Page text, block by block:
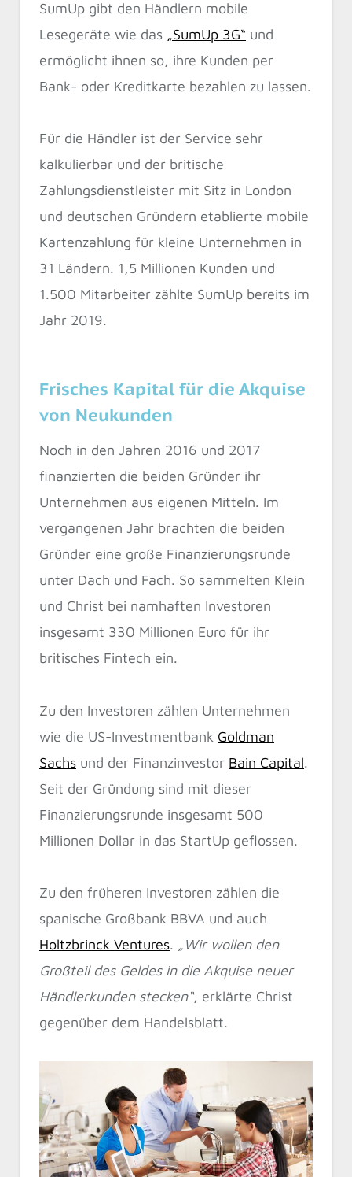
SumUp gibt den Händlern mobile
Lesegeräte wie das „SumUp 3G“ und
ermöglicht ihnen so, ihre Kunden per
Bank- oder Kreditkarte bezahlen zu lassen.
Für die Händler ist der Service sehr
kalkulierbar und der britische
Zahlungsdienstleister mit Sitz in London
und deutschen Gründern etablierte mobile
Kartenzahlung für kleine Unternehmen in
31 Ländern. 1,5 Millionen Kunden und
1.500 Mitarbeiter zählte SumUp bereits im
Jahr 2019.
Frisches Kapital für die Akquise
von Neukunden
Noch in den Jahren 2016 und 2017
finanzierten die beiden Gründer ihr
Unternehmen aus eigenen Mitteln. Im
vergangenen Jahr brachten die beiden
Gründer eine große Finanzierungsrunde
unter Dach und Fach. So sammelten Klein
und Christ bei namhaften Investoren
insgesamt 330 Millionen Euro für ihr
britisches Fintech ein.
Zu den Investoren zählen Unternehmen
wie die US-Investmentbank Goldman
Sachs und der Finanzinvestor Bain Capital.
Seit der Gründung sind mit dieser
Finanzierungsrunde insgesamt 500
Millionen Dollar in das StartUp geflossen.
Zu den früheren Investoren zählen die
spanische Großbank BBVA und auch
Holtzbrinck Ventures. „Wir wollen den
Großteil des Geldes in die Akquise neuer
Händlerkunden stecken“, erklärte Christ
gegenüber dem Handelsblatt.